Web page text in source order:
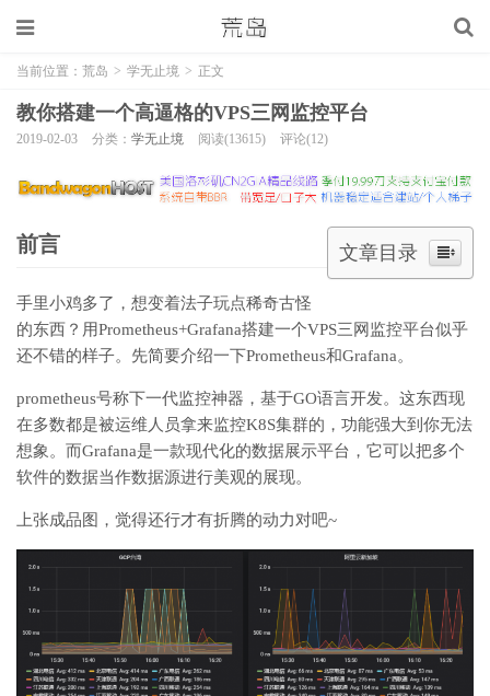
当前位置： 荒岛 > 学无止境 > 正文
教你搭建一个高逼格的VPS三网监控平台
2019-02-03 分类： 学无止境 阅读(13615) 评论(12)
文章目录
前言
手里小鸡多了，想变着法子玩点稀奇古怪
的东西？用Prometheus+Grafana搭建一个VPS三网监控平台似乎
还不错的样子。先简要介绍一下Prometheus和Grafana。
prometheus号称下一代监控神器，基于GO语言开发。这东西现
在多数都是被运维人员拿来监控K8S集群的，功能强大到你无法
想象。而Grafana是一款现代化的数据展示平台，它可以把多个
软件的数据当作数据源进行美观的展现。
上张成品图，觉得还行才有折腾的动力对吧~